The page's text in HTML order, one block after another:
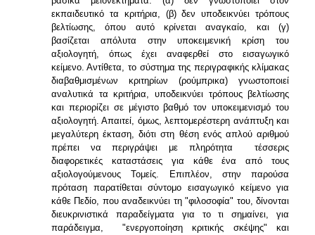
εκπαιδευτικό τα κριτήρια, (β) δεν υποδεικνύει τρόπους
βελτίωσης, όπου αυτό κρίνεται αναγκαίο, και (γ)
βασίζεται απόλυτα στην υποκειμενική κρίση του
αξιολογητή, όπως έχει αναφερθεί στο εισαγωγικό
κείμενο. Αντίθετα, το σύστημα της περιγραφικής κλίμακας
διαβαθμισμένων κριτηρίων (ρούμπρικα) γνωστοποιεί
αναλυτικά τα κριτήρια, υποδεικνύει τρόπους βελτίωσης
και περιορίζει σε μέγιστο βαθμό τον υποκειμενισμό του
αξιολογητή. Απαιτεί, όμως, λεπτομερέστερη ανάπτυξη και
μεγαλύτερη έκταση, διότι στη θέση ενός απλού αριθμού
πρέπει να περιγράψει με πληρότητα τέσσερις
διαφορετικές καταστάσεις για κάθε ένα από τους
αξιολογούμενους Τομείς. Επιπλέον, στην παρούσα
πρόταση παρατίθεται σύντομο εισαγωγικό κείμενο για
κάθε Πεδίο, που αναδεικνύει τη "φιλοσοφία" του, δίνονται
διευκρινιστικά παραδείγματα για το τι σημαίνει, για
παράδειγμα, "ενεργοποίηση κριτικής σκέψης" και